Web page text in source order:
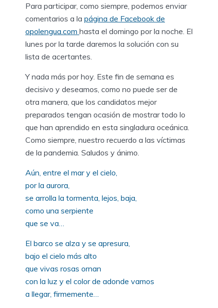
Para participar, como siempre, podemos enviar
comentarios a la página de Facebook de
opolengua.com hasta el domingo por la noche. El
lunes por la tarde daremos la solución con su
lista de acertantes.
Y nada más por hoy. Este fin de semana es
decisivo y deseamos, como no puede ser de
otra manera, que los candidatos mejor
preparados tengan ocasión de mostrar todo lo
que han aprendido en esta singladura oceánica.
Como siempre, nuestro recuerdo a las víctimas
de la pandemia. Saludos y ánimo.
Aún, entre el mar y el cielo,
por la aurora,
se arrolla la tormenta, lejos, baja,
como una serpiente
que se va…
El barco se alza y se apresura,
bajo el cielo más alto
que vivas rosas ornan
con la luz y el color de adonde vamos
a llegar, firmemente…